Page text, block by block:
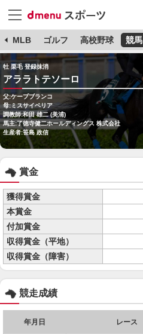
MLB ゴルフ 高校野球 競馬
牡 栗毛 登録抹消
アララトテソーロ
父:ケープブランコ
母:ミスサイベリア
調教師:和田 雄二 (美浦)
馬主:了徳寺健二ホールディングス 株式会社
生産者:笹島 政信
賞金
獲得賞金
本賞金
付加賞金
収得賞金（平地）
収得賞金（障害）
競走成績
年月日 レース